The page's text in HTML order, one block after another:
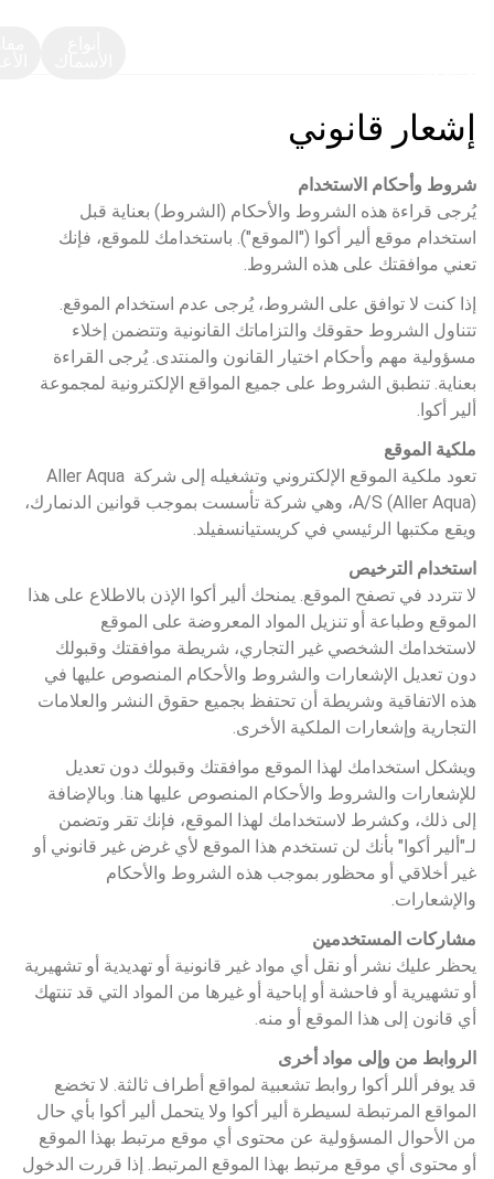
إشعار قانوني
شروط وأحكام الاستخدام
يُرجى قراءة هذه الشروط والأحكام (الشروط) بعناية قبل
استخدام موقع ألير أكوا ("الموقع"). باستخدامك للموقع، فإنك
تعني موافقتك على هذه الشروط.
إذا كنت لا توافق على الشروط، يُرجى عدم استخدام الموقع.
تتناول الشروط حقوقك والتزاماتك القانونية وتتضمن إخلاء
مسؤولية مهم وأحكام اختيار القانون والمنتدى. يُرجى القراءة
بعناية. تنطبق الشروط على جميع المواقع الإلكترونية لمجموعة
ألير أكوا.
ملكية الموقع
تعود ملكية الموقع الإلكتروني وتشغيله إلى شركة Aller Aqua
A/S (Aller Aqua)، وهي شركة تأسست بموجب قوانين الدنمارك،
ويقع مكتبها الرئيسي في كريستيانسفيلد.
استخدام الترخيص
لا تتردد في تصفح الموقع. يمنحك ألير أكوا الإذن بالاطلاع على هذا
الموقع وطباعة أو تنزيل المواد المعروضة على الموقع
لاستخدامك الشخصي غير التجاري، شريطة موافقتك وقبولك
دون تعديل الإشعارات والشروط والأحكام المنصوص عليها في
هذه الاتفاقية وشريطة أن تحتفظ بجميع حقوق النشر والعلامات
التجارية وإشعارات الملكية الأخرى.
ويشكل استخدامك لهذا الموقع موافقتك وقبولك دون تعديل
للإشعارات والشروط والأحكام المنصوص عليها هنا. وبالإضافة
إلى ذلك، وكشرط لاستخدامك لهذا الموقع، فإنك تقر وتضمن
لـ"ألير أكوا" بأنك لن تستخدم هذا الموقع لأي غرض غير قانوني أو
غير أخلاقي أو محظور بموجب هذه الشروط والأحكام
والإشعارات.
مشاركات المستخدمين
يحظر عليك نشر أو نقل أي مواد غير قانونية أو تهديدية أو تشهيرية
أو تشهيرية أو فاحشة أو إباحية أو غيرها من المواد التي قد تنتهك
أي قانون إلى هذا الموقع أو منه.
الروابط من وإلى مواد أخرى
قد يوفر أللر أكوا روابط تشعبية لمواقع أطراف ثالثة. لا تخضع
المواقع المرتبطة لسيطرة ألير أكوا ولا يتحمل ألير أكوا بأي حال
من الأحوال المسؤولية عن محتوى أي موقع مرتبط بهذا الموقع
أو محتوى أي موقع مرتبط بهذا الموقع المرتبط. إذا قررت الدخول